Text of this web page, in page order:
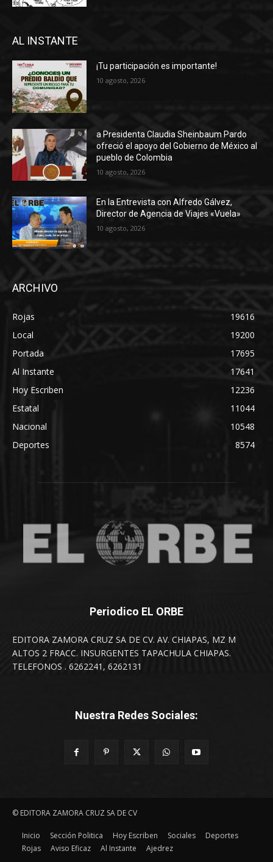
AL INSTANTE
¡Tu participación es importante!
10 agosto, 2026
a Presidenta Claudia Sheinbaum Pardo
ofreció el apoyo del Gobierno de México al
pueblo de Colombia
10 agosto, 2026
En la Entrevista con Alfredo Gálvez,
Director de Agencia de Viajes «Vuela»
10 agosto, 2026
ARCHIVO
Rojas
19616
Local
19200
Portada
17695
Al Instante
17641
Hoy Escriben
12236
Estatal
11044
Nacional
10548
Deportes
8574
Periodico EL ORBE
EDITORA ZAMORA CRUZ SA DE CV. AV. CHIAPAS, MZ M
ALTOS 2 FRACC. INSURGENTES TAPACHULA CHIAPAS.
TELEFONOS . 6262241, 6262131
Nuestra Redes Sociales:
© EDITORA ZAMORA CRUZ SA DE CV
Inicio Sección Politica Hoy Escriben Sociales
Deportes
Rojas
Aviso Eficaz Al Instante Ajedrez